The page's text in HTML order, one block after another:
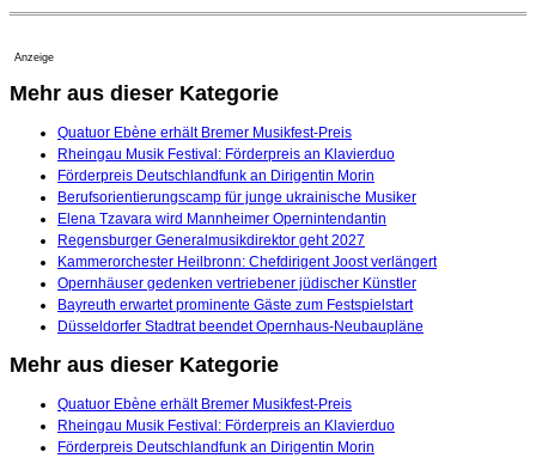
Anzeige
Mehr aus dieser Kategorie
Quatuor Ebène erhält Bremer Musikfest-Preis
Rheingau Musik Festival: Förderpreis an Klavierduo
Förderpreis Deutschlandfunk an Dirigentin Morin
Berufsorientierungscamp für junge ukrainische Musiker
Elena Tzavara wird Mannheimer Opernintendantin
Regensburger Generalmusikdirektor geht 2027
Kammerorchester Heilbronn: Chefdirigent Joost verlängert
Opernhäuser gedenken vertriebener jüdischer Künstler
Bayreuth erwartet prominente Gäste zum Festspielstart
Düsseldorfer Stadtrat beendet Opernhaus-Neubaupläne
Mehr aus dieser Kategorie
Quatuor Ebène erhält Bremer Musikfest-Preis
Rheingau Musik Festival: Förderpreis an Klavierduo
Förderpreis Deutschlandfunk an Dirigentin Morin